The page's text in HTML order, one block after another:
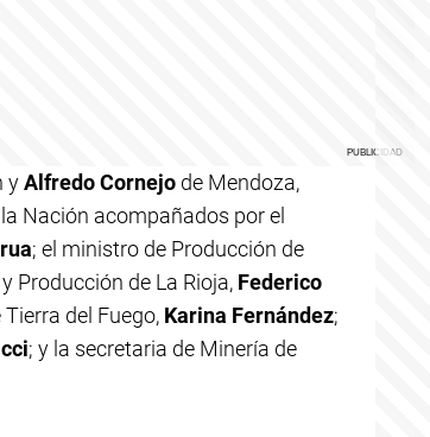
yAlfredo Cornejo de Mendoza,
Nación acompañados por el
; el ministro de Producción de
Producción de La Rioja, Federico
del Fuego, Karina Fernández;
; y la secretaria de Minería de